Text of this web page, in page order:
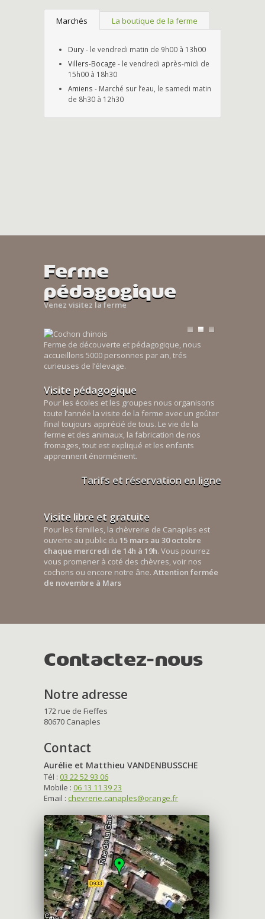
Marchés La boutique de la ferme
Dury- le vendredi matin de 9h00 à 13h00
Villers-Bocage - le vendredi après-midi de
15h00 à 18h30
Amiens - Marché sur l’eau, le samedi matin
de 8h30 à 12h30
Ferme
pédagogique
Venez visitez la ferme
Ferme de découverte et pédagogique, nous
accueillons 5000 personnes par an, trés
curieuses de l’élevage.
Visite pédagogique
Pour les écoles et les groupes nous organisons
toute l’année la visite de la ferme avec un goûter
final toujours apprécié de tous. Le vie de la
ferme et des animaux, la fabrication de nos
fromages, tout est expliqué et les enfants
apprennent énormément.
Tarifs et réservation en ligne
Visite libre et gratuite
Pour les familles, la chèvrerie de Canaples est
ouverte au public du 15 mars au 30 octobre
chaque mercredi de 14h à 19h. Vous pourrez
vous promener à coté des chèvres, voir nos
cochons ou encore notre âne. Attention fermée
de novembre à Mars
Contactez-nous
Notre adresse
172 rue de Fieffes
80670 Canaples
Contact
Aurélie et Matthieu VANDENBUSSCHE
Tél : 03 22 52 93 06
Mobile : 06 13 11 39 23
Email : chevrerie.canaples@orange.fr